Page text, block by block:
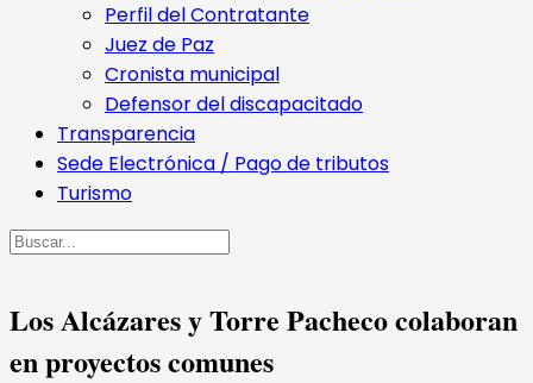
Perfil del Contratante
Juez de Paz
Cronista municipal
Defensor del discapacitado
Transparencia
Sede Electrónica / Pago de tributos
Turismo
Buscar
Los Alcázares y Torre Pacheco colaboran
en proyectos comunes